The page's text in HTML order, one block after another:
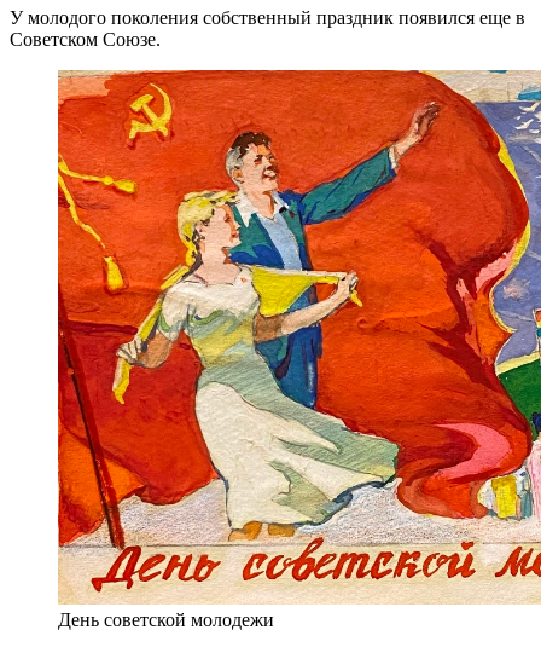
У молодого поколения собственный праздник появился еще в
Советском Союзе.
День советской молодежи